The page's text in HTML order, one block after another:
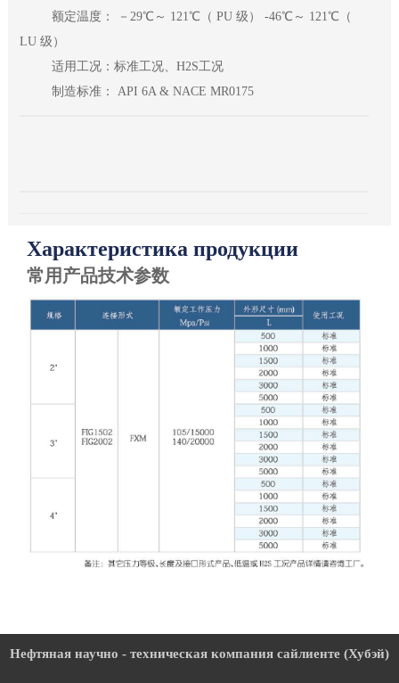
额定温度： －29℃～ 121℃（ PU 级） -46℃～ 121℃（
LU 级）
适用工况：标准工况、H2S工况
制造标准： API 6A & NACE MR0175
Характеристика продукции
常用产品技术参数
Нефтяная научно - техническая компания сайлиенте (Хубэй)